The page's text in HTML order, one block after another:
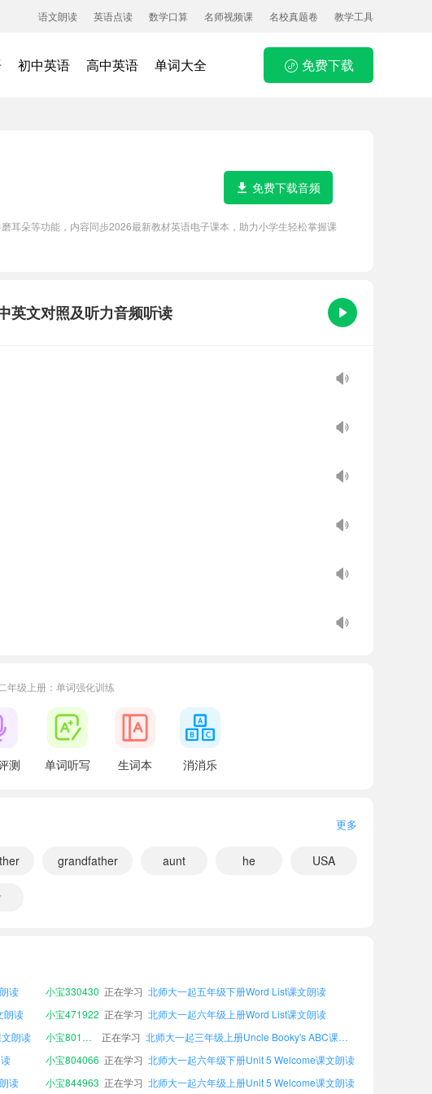
语文朗读 英语点读 数学口算 名师视频课 名校真题卷 教学工具
初中英语 高中英语 单词大全 免费下载
耳朵等功能，内容同步2026最新教材英语电子课本，助力小学生轻松掌握课
免费下载音频
英文对照及听力音频听读
年级上册：单词强化训练
测 单词听写 生词本 消消乐
更多
grandfather aunt he USA
读 小宝471922 正在学习 北师大一起六年级上册Word List课文朗读
朗读 小宝801305 正在学习
小宝804066 正在学习 北师大一起六年级下册Unit 5 Welcome课文朗读
小宝844963 正在学习 北师大一起六年级上册Unit 5 Welcome课文朗读
朗读 小宝412561 正在学习 北师大一起三年级上册Unit 3 My friends课文朗读